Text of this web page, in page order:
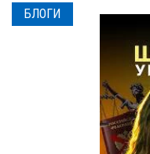
БЛОГИ